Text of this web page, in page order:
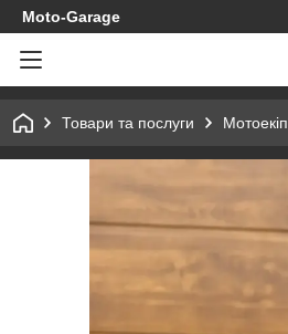
Moto-Garage
Товари та послуги